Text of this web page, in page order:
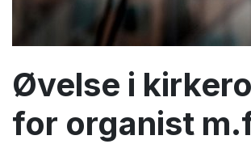
Øvelse i
for organist